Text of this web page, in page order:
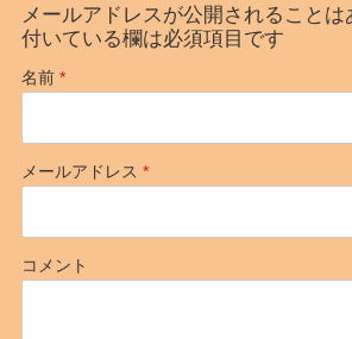
メールアドレスが公開されることは
付いている欄は必須項目です
名前 *
メールアドレス *
コメント